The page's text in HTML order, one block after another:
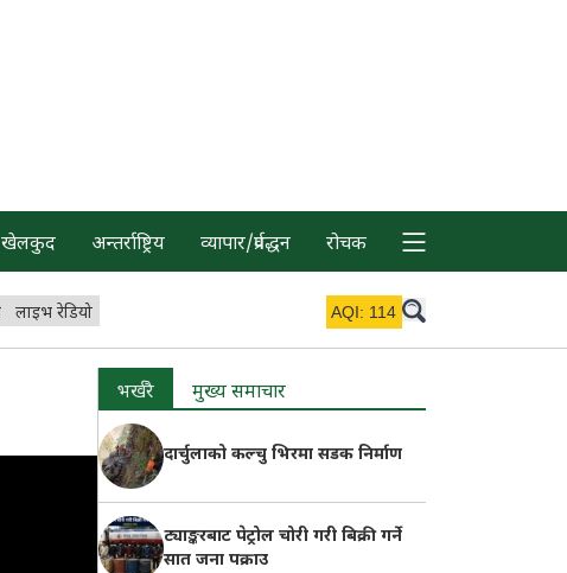
खेलकुद अन्तर्राष्ट्रिय व्यापार/प्रर्वद्धन रोचक
लाइभ रेडियो AQI: 114
भर्खरै मुख्य समाचार
दार्चुलाको कल्चु भिरमा सडक निर्माण
ट्याङ्करबाट पेट्रोल चोरी गरी बिक्री गर्ने
सात जना पक्राउ